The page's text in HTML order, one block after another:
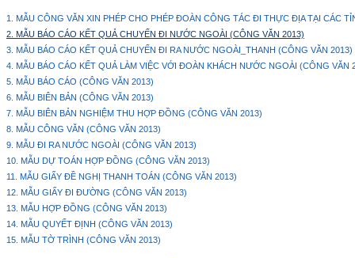
1. MẪU CÔNG VĂN XIN PHÉP CHO PHÉP ĐOÀN CÔNG TÁC ĐI THỰC ĐỊA TẠI CÁC
2. MẪU BÁO CÁO KẾT QUẢ CHUYẾN ĐI NƯỚC NGOÀI (CÔNG VĂN 2013)
3. MẪU BÁO CÁO KẾT QUẢ CHUYẾN ĐI RA NƯỚC NGOÀI_THANH (CÔNG VĂN 2013)
4. MẪU BÁO CÁO KẾT QUẢ LÀM VIỆC VỚI ĐOÀN KHÁCH NƯỚC NGOÀI (CÔNG VĂN
5. MẪU BÁO CÁO (CÔNG VĂN 2013)
6. MẪU BIÊN BẢN (CÔNG VĂN 2013)
7. MẪU BIÊN BẢN NGHIỆM THU HỢP ĐỒNG (CÔNG VĂN 2013)
8. MẪU CÔNG VĂN (CÔNG VĂN 2013)
9. MẪU ĐI RA NƯỚC NGOÀI (CÔNG VĂN 2013)
10. MẪU DỰ TOÁN HỢP ĐỒNG (CÔNG VĂN 2013)
11. MẪU GIẤY ĐỀ NGHỊ THANH TOÁN (CÔNG VĂN 2013)
12. MẪU GIẤY ĐI ĐƯỜNG (CÔNG VĂN 2013)
13. MẪU HỢP ĐỒNG (CÔNG VĂN 2013)
14. MẪU QUYẾT ĐỊNH (CÔNG VĂN 2013)
15. MẪU TỜ TRÌNH (CÔNG VĂN 2013)